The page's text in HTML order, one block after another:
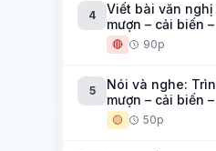
4
Viết bài văn
mượn – cải biến
🔴 90p
5
Nói và nghe:
mượn – cải biến
🟡 50p